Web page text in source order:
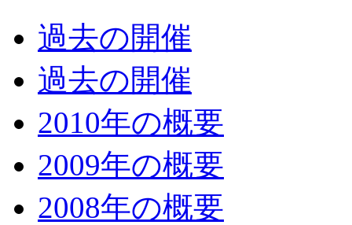
過去の開催
過去の開催
2010年の概要
2009年の概要
2008年の概要